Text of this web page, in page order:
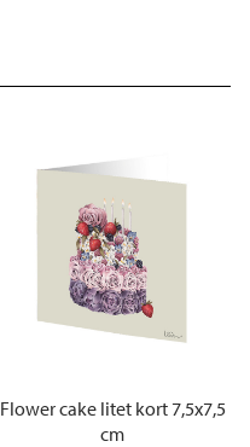
Flower cake litet kort 7,5x7,5
cm